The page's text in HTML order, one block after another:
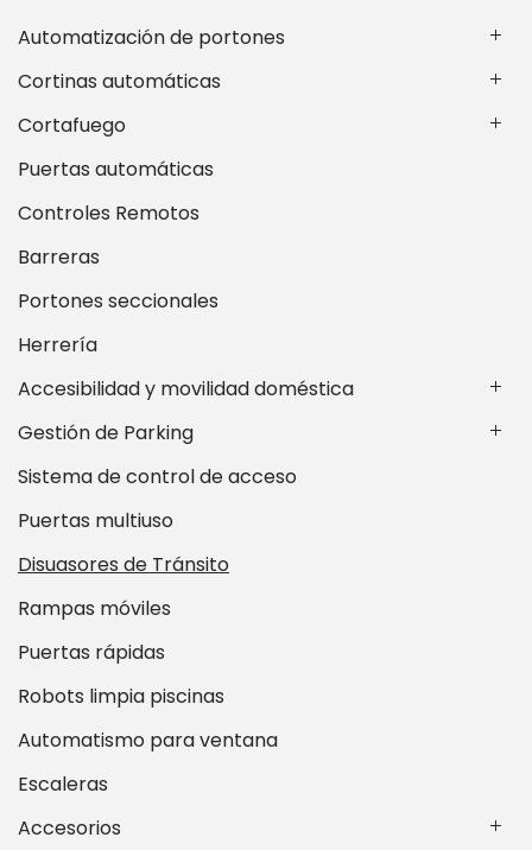
Automatización de portones
Cortinas automáticas
Cortafuego
Puertas automáticas
Controles Remotos
Barreras
Portones seccionales
Herrería
Accesibilidad y movilidad doméstica
Gestión de Parking
Sistema de control de acceso
Puertas multiuso
Disuasores de Tránsito
Rampas móviles
Puertas rápidas
Robots limpia piscinas
Automatismo para ventana
Escaleras
Accesorios